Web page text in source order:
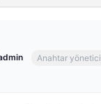
Anahtar yönetici